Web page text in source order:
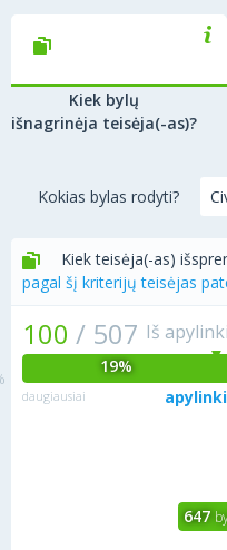
Kiek bylų
išnagrinėja teisėja(-as)?
Kokias bylas rodyti?
Kiek teisėja(-as)
pagal šį kriterijų teisėjas
100 / 507 Iš
19%
daugiausiai
647